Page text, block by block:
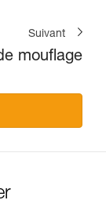
Suivant
mouflage